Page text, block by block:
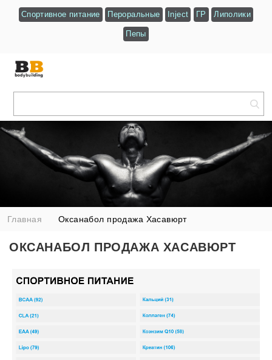
Спортивное питание Пероральные Inject ГР Липолики
Пепы
Главная Оксанабол продажа Хасавюрт
ОКСАНАБОЛ ПРОДАЖА ХАСАВЮРТ